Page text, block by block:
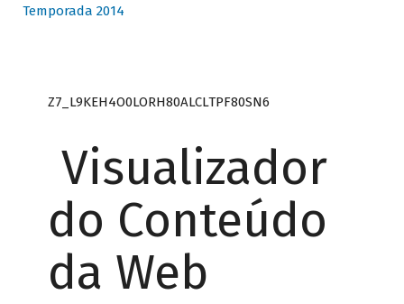
Temporada 2014
Z7_L9KEH4O0LORH80ALCLTPF80SN6
Visualizador
do Conteúdo
da Web